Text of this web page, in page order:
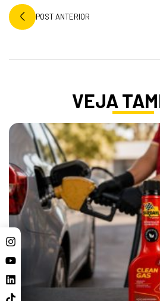
POST ANTERIOR
VEJA